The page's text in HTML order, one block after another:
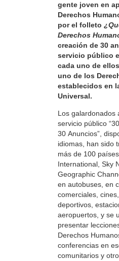
gente joven en
Derechos
por el folleto
Derechos
creación de 30
servicio público
cada uno de
uno de los
establecidos en
Universal.
Los galardonados
servicio público
30 Anuncios”,
idiomas, han sido
más de 100
International, Sky
Geographic
en autobuses, en
comerciales,
deportivos,
aeropuertos, y se
presentar
Derechos
conferencias en
comunitarios y